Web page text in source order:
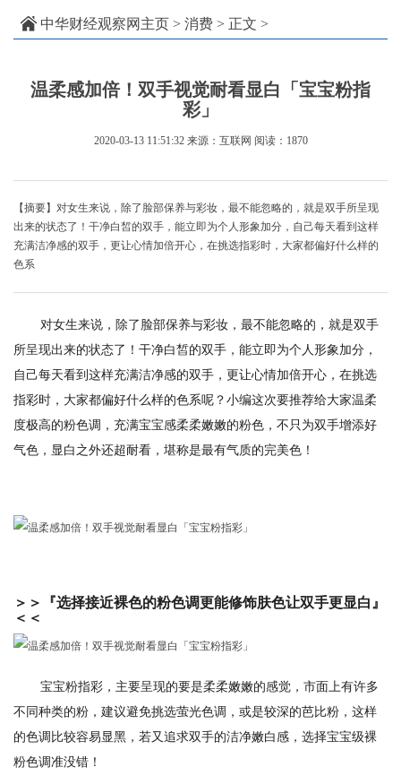
中华财经观察网主页 > 消费 > 正文 >
温柔感加倍！双手视觉耐看显白「宝宝粉指
彩」
2020-03-13 11:51:32 来源：互联网 阅读：1870
【摘要】对女生来说，除了脸部保养与彩妆，最不能忽略的，就是双手所呈现
出来的状态了！干净白皙的双手，能立即为个人形象加分，自己每天看到这样
充满洁净感的双手，更让心情加倍开心，在挑选指彩时，大家都偏好什么样的
色系
对女生来说，除了脸部保养与彩妆，最不能忽略的，就是双手
所呈现出来的状态了！干净白皙的双手，能立即为个人形象加分，
自己每天看到这样充满洁净感的双手，更让心情加倍开心，在挑选
指彩时，大家都偏好什么样的色系呢？小编这次要推荐给大家温柔
度极高的粉色调，充满宝宝感柔柔嫩嫩的粉色，不只为双手增添好
气色，显白之外还超耐看，堪称是最有气质的完美色！
＞＞『选择接近裸色的粉色调更能修饰肤色让双手更显白』
＜＜
宝宝粉指彩，主要呈现的要是柔柔嫩嫩的感觉，市面上有许多
不同种类的粉，建议避免挑选萤光色调，或是较深的芭比粉，这样
的色调比较容易显黑，若又追求双手的洁净嫩白感，选择宝宝级裸
粉色调准没错！